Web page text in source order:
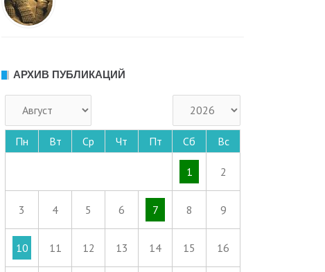
АРХИВ ПУБЛИКАЦИЙ
Пн Вт Ср Чт Пт Сб Вс
1 2
3 4 5 6 7 8 9
10 11 12 13 14 15 16